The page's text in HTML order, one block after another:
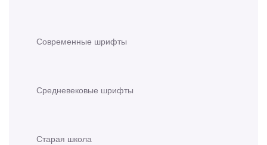
Современные шрифты
Средневековые шрифты
Старая школа